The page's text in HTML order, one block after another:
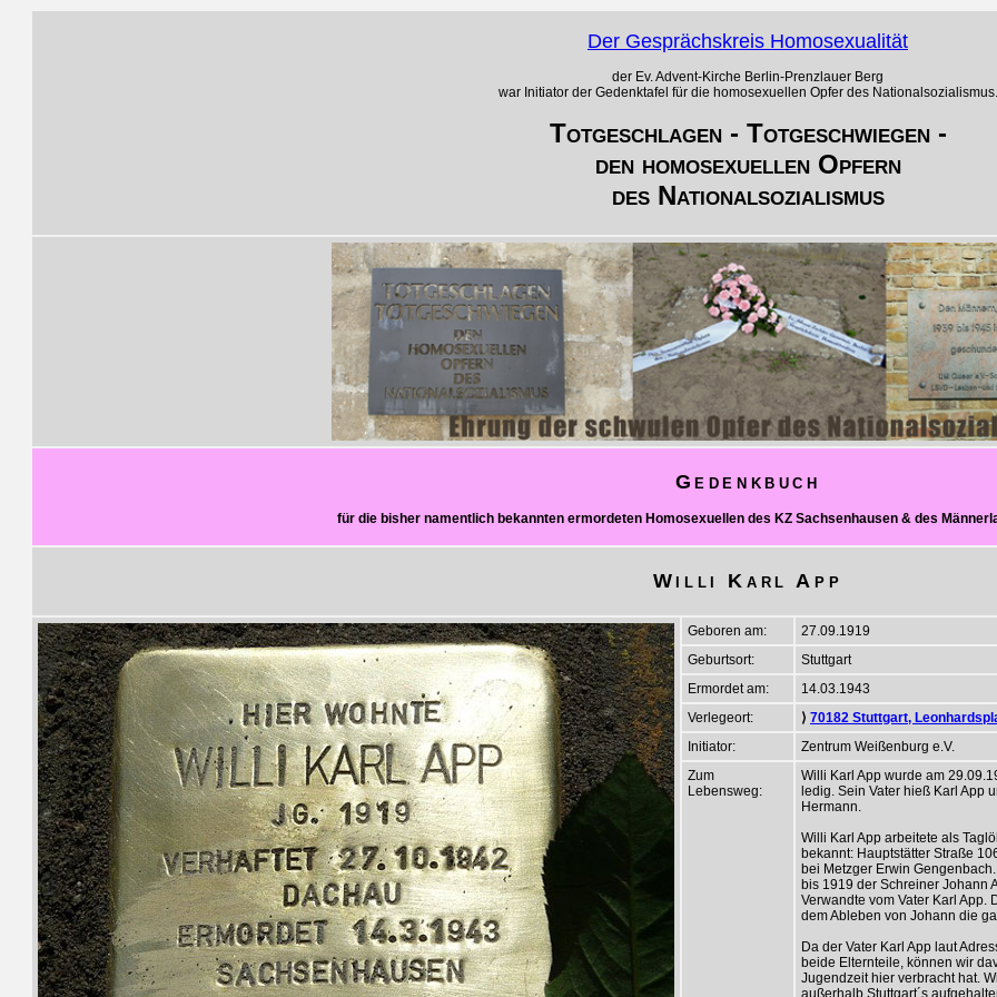
Der Gesprächskreis Homosexualität
der Ev. Advent-Kirche Berlin-Prenzlauer Berg
war Initiator der Gedenktafel für die homosexuellen Opfer des Nationalsozialismus.
Totgeschlagen - Totgeschwiegen -
den homosexuellen Opfern
des Nationalsozialismus
Gedenkbuch
für die bisher namentlich bekannten ermordeten Homosexuellen des KZ Sachsenhausen & des
Willi Karl App
Geboren am:
27.09.1919
Geburtsort:
Stuttgart
Ermordet am:
14.03.1943
Verlegeort:
⟩ 70182 Stuttgart,
Initiator:
Zentrum Weißenburg e.V.
Zum
Lebensweg:
Willi Karl App wurde am
ledig. Sein Vater hieß Karl App
Hermann.
Willi Karl App arbeitete als
bekannt: Hauptstätter Straße
bei Metzger Erwin
bis 1919 der Schreiner Johann
Verwandte vom Vater Karl
dem Ableben von Johann die
Da der Vater Karl App laut
beide Elternteile, können wir
Jugendzeit hier verbracht hat.
außerhalb Stuttgart´s